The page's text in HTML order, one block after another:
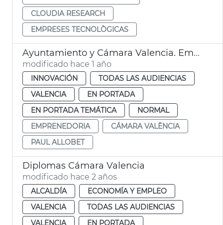
CLOUDIA RESEARCH
EMPRESES TECNOLÒGICAS
Ayuntamiento y Cámara Valencia. Emprendimiento tecnológico
modificado hace 1 año
INNOVACIÓN
TODAS LAS AUDIENCIAS
VALENCIA
EN PORTADA
EN PORTADA TEMÁTICA
NORMAL
EMPRENEDORIA
CÁMARA VALÈNCIA
PAUL ALLOBET
Diplomas Cámara Valencia
modificado hace 2 años
ALCALDÍA
ECONOMÍA Y EMPLEO
VALENCIA
TODAS LAS AUDIENCIAS
VALENCIA
EN PORTADA